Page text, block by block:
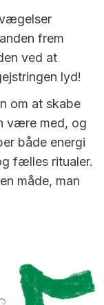
frem
ved at
lyd!
om at skabe
være med, og
både energi
fælles ritualer.
måde, man